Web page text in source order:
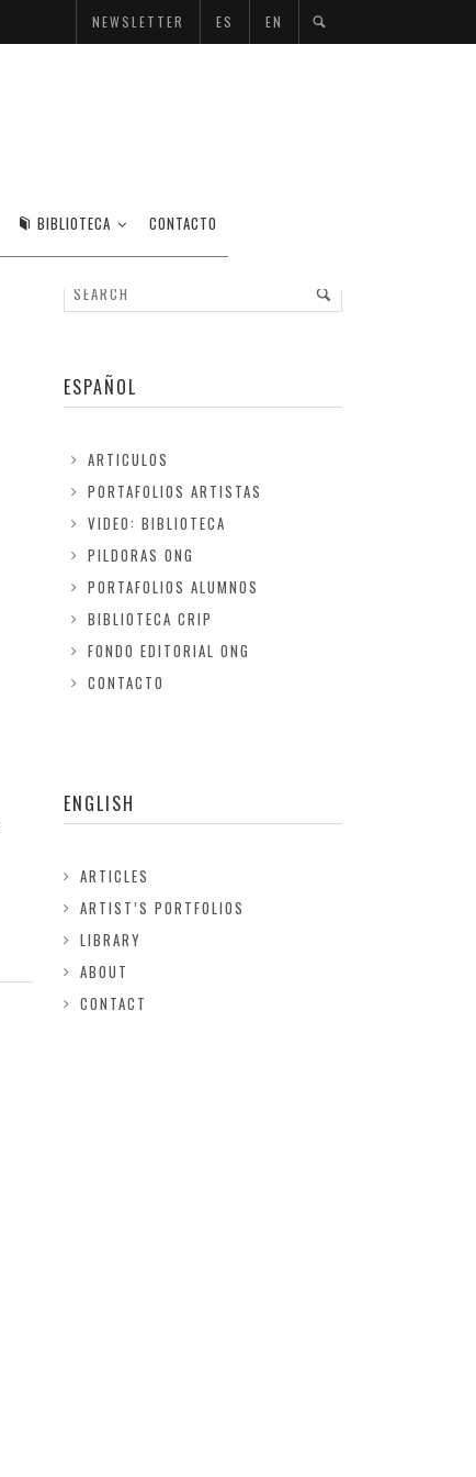
NEWSLETTER ES EN
BIBLIOTECA CONTACTO
ESPAÑOL
ARTICULOS
PORTAFOLIOS ARTISTAS
VIDEO: BIBLIOTECA
PILDORAS ONG
PORTAFOLIOS ALUMNOS
BIBLIOTECA CRIP
FONDO EDITORIAL ONG
CONTACTO
ENGLISH
ARTICLES
ARTIST’S PORTFOLIOS
LIBRARY
ABOUT
CONTACT